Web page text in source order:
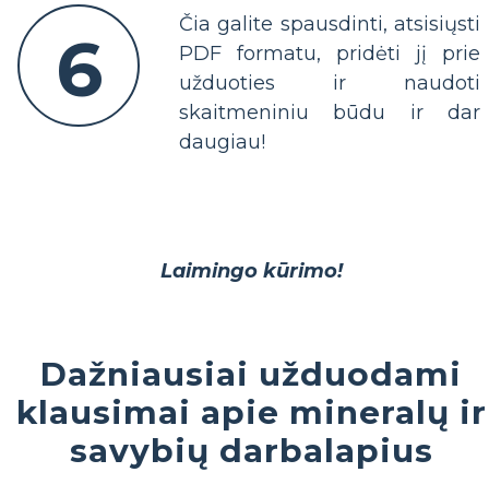
6
Čia galite spausdinti, atsisiųsti
PDF formatu, pridėti jį prie
užduoties ir naudoti
skaitmeniniu būdu ir dar
daugiau!
Laimingo kūrimo!
Dažniausiai užduodami
klausimai apie mineralų ir
savybių darbalapius